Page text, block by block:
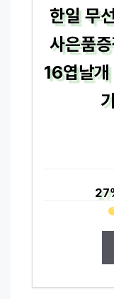
한일 무
사은품
16엽날개